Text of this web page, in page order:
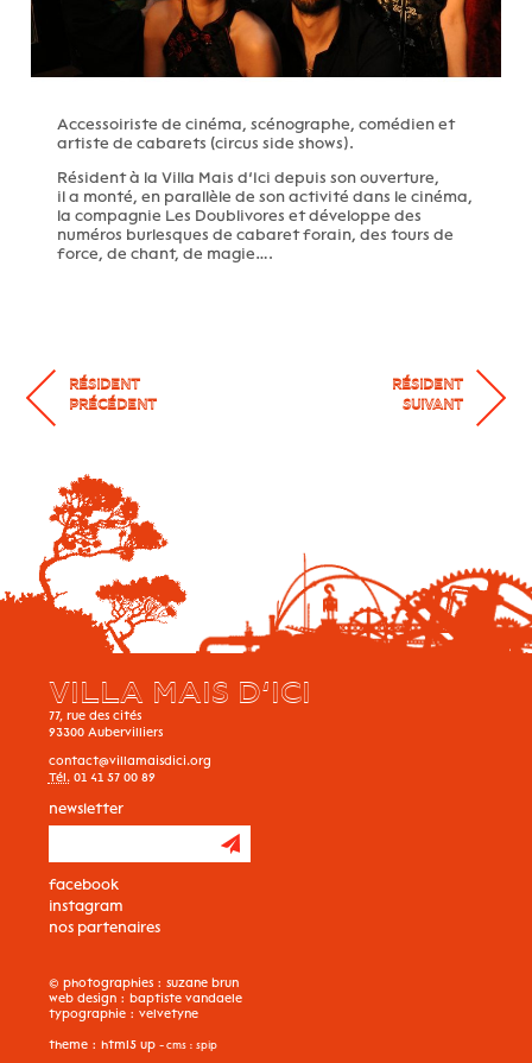
Accessoiriste de cinéma, scénographe, comédien et
artiste de cabarets (circus side shows).
Résident à la Villa Mais d’Ici depuis son ouverture,
il a monté, en parallèle de son activité dans le cinéma,
la compagnie Les Doublivores et développe des
numéros burlesques de cabaret forain, des tours de
force, de chant, de magie….
RÉSIDENT
PRÉCÉDENT
RÉSIDENT
SUIVANT
newsletter
facebook
instagram
nos partenaires
VILLA MAIS D’ICI
77, rue des cités
93300 Aubervilliers
contact@villamaisdici.org
Tél. 01 41 57 00 89
© photographies : suzane brun
web design : baptiste vandaele
typographie : velvetyne
theme : html5 up - cms : spip